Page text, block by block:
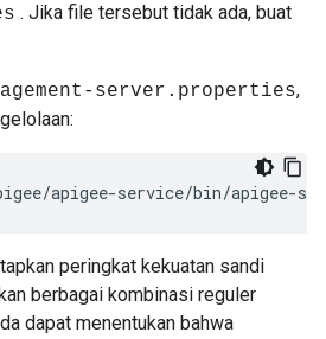
. Jika file tersebut tidak ada, buat
server.properties,
apigee-service/bin/apigee-
peringkat kekuatan sandi
berbagai kombinasi reguler
dapat menentukan bahwa